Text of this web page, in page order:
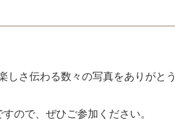
しさ伝わる数々の写真をありがとう
ので、ぜひご参加ください。